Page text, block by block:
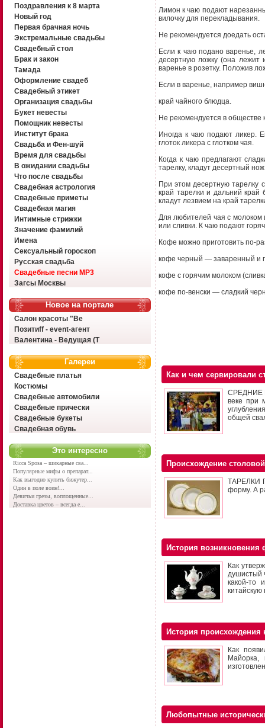
Поздравления к 8 марта
Новый год
Первая брачная ночь
Экстремальные свадьбы
Свадебный стол
Брак и закон
Тамада
Оформление свадеб
Свадебный этикет
Организация свадьбы
Букет невесты
Помощник невесты
Институт брака
Свадьба и Фен-шуй
Время для свадьбы
В ожидании свадьбы
Что после свадьбы
Свадебная астрология
Свадебные приметы
Свадебная магия
Интимные стрижки
Значение фамилий
Имена
Сексуальный гороскоп
Русская свадьба
Свадебные песни MP3
Загсы Москвы
Новое на портале
Салон красоты "Ве
Позитиff - event-агент
Валентина - Ведущая (Т
Галереи
Свадебные платья
Костюмы
Свадебные автомобили
Свадебные прически
Свадебные букеты
Свадебная обувь
Это интересно
Ricca Sposa – шикарные сва...
Популярные мифы о препарат...
Как выгодно купить бижутер...
Один в поле воин!...
Девичьи грезы, воплощенные...
Доставка цветов – всегда е...
Лимон к чаю подают
вилочку для перекладывания.
Не рекомендуется доедать
Если к чаю подано варенье,
десертную ложку (она лежит
варенье в розетку. Положив
Если в варенье, например
край чайного блюдца.
Не рекомендуется в обществе
Иногда к чаю подают ликер.
глоток ликера с глотком чая.
Когда к чаю предлагают
тарелку, кладут десертный
При этом десертную тарелку
край тарелки и дальний
кладут лезвием на край
Для любителей чая с молоком
или сливки. К чаю подают
Кофе можно приготовить по-
кофе черный — заваренный и
кофе с горячим молоком
кофе по-венски — сладкий
Как и чем сервировали
СРЕДНИЕ
веке при
общей
Происхождение
ТАРЕЛКИ
форму. А
История
Как
душистый
какой-то
китайскую
История происхождения
Как
Любопытные